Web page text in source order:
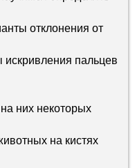
отклонения от
пальцев
них некоторых
на кистях